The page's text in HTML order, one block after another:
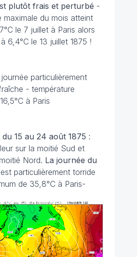
plutôt frais et perturbé -
maximale du mois atteint
le 7 juillet à Paris alors
6,4°C le 13 juillet 1875 !
particulièrement
- température
à Paris
15 au 24 août 1875 :
sur la moitié Sud et
Nord. La journée du
est particulièrement torride
de 35,8°C à Paris-